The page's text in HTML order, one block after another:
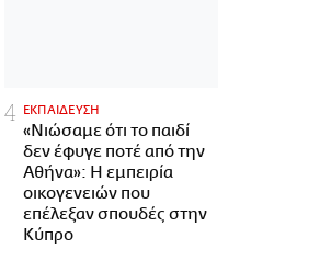
ΕΚΠΑΙΔΕΥΣΗ
«Νιώσαμε ότι το παιδί
δεν έφυγε ποτέ από την
Αθήνα»: Η εμπειρία
οικογενειών που
επέλεξαν σπουδές στην
Κύπρο